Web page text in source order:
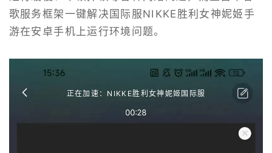
歌服务框架一键解决国际服NIKKE胜利女神妮姬手
游在安卓手机上运行环境问题。
正在加速：NIKKE胜利女神妮姬国际服